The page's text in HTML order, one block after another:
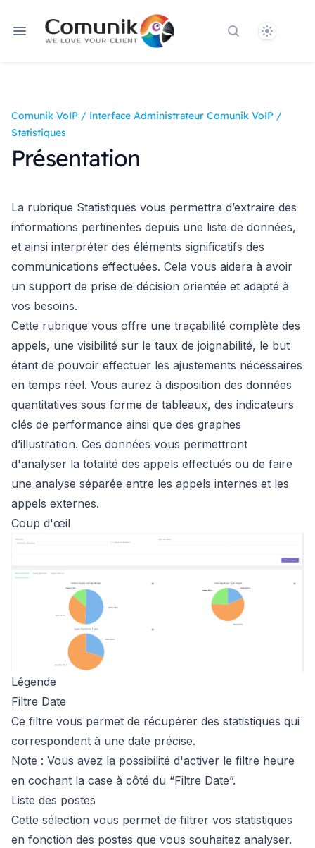
Rechercher
Theme
Comunik VoIP / Interface Administrateur Comunik VoIP /
Statistiques
Présentation
La rubrique Statistiques vous permettra d’extraire des
informations pertinentes depuis une liste de données,
et ainsi interpréter des éléments significatifs des
communications effectuées. Cela vous aidera à avoir
un support de prise de décision orientée et adapté à
vos besoins.
Cette rubrique vous offre une traçabilité complète des
appels, une visibilité sur le taux de joignabilité, le but
étant de pouvoir effectuer les ajustements nécessaires
en temps réel. Vous aurez à disposition des données
quantitatives sous forme de tableaux, des indicateurs
clés de performance ainsi que des graphes
d’illustration. Ces données vous permettront
d'analyser la totalité des appels effectués ou de faire
une analyse séparée entre les appels internes et les
appels externes.
Coup d'œil
Légende
Filtre Date
Ce filtre vous permet de récupérer des statistiques qui
correspondent à une date précise.
Note : Vous avez la possibilité d'activer le filtre heure
en cochant la case à côté du “Filtre Date”.
Liste des postes
Cette sélection vous permet de filtrer vos statistiques
en fonction des postes que vous souhaitez analyser.